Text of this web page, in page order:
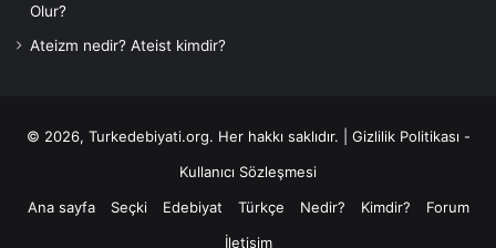
Olur?
Ateizm nedir? Ateist kimdir?
© 2026, Turkedebiyati.org. Her hakkı saklıdır. | Gizlilik Politikası -
Kullanıcı Sözleşmesi
Ana sayfa
Seçki Edebiyat Türkçe Nedir? Kimdir?
Forum
İletişim